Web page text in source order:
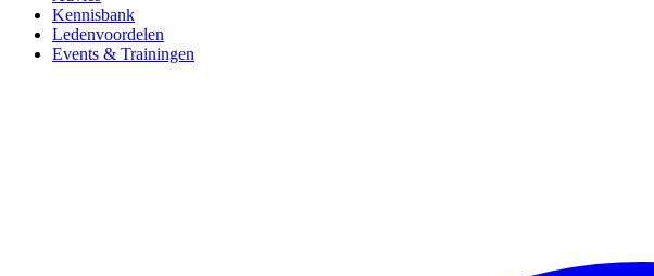
Kennisbank
Ledenvoordelen
Events & Trainingen